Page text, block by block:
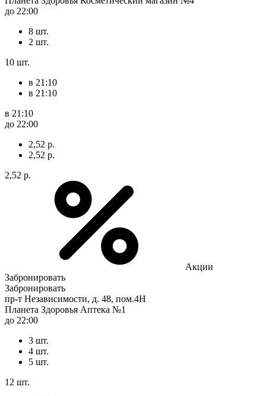
до 22:00
8 шт.
2 шт.
10 шт.
в 21:10
в 21:10
в 21:10
до 22:00
2,52 р.
2,52 р.
2,52 р.
Акции
Забронировать
Забронировать
пр-т Независимости, д. 48, пом.4Н
Планета Здоровья Аптека №1
до 22:00
3 шт.
4 шт.
5 шт.
12 шт.